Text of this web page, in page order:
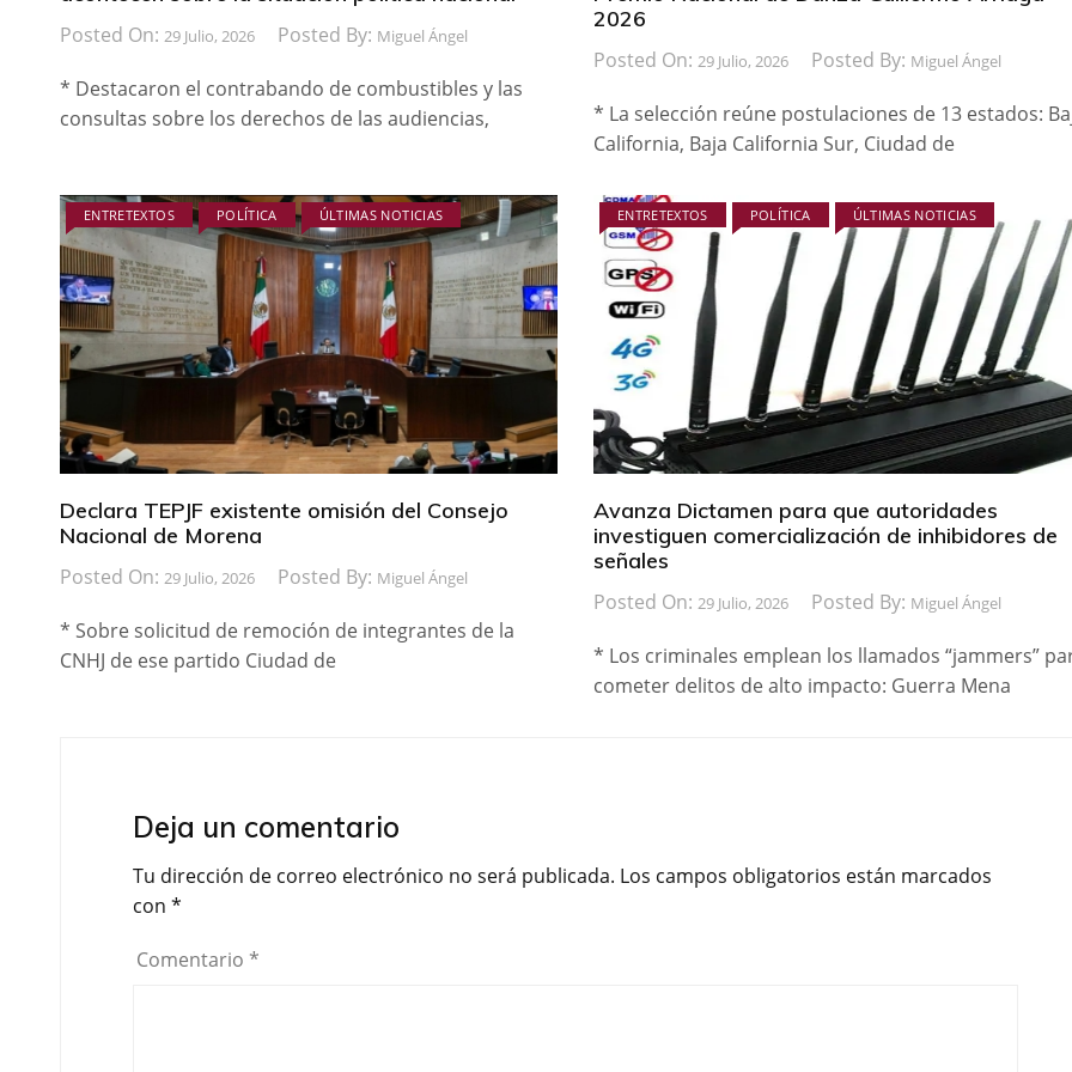
Posted On: 29 Julio, 2026 Posted By: Miguel Ángel
* Destacaron el contrabando de combustibles y las
consultas sobre los derechos de las audiencias,
2026
Posted On: 29 Julio, 2026 Posted By: Miguel Ángel
* La selección reúne postulaciones de 13 estados:
California, Baja California Sur, Ciudad de
ENTRETEXTOS POLÍTICA ÚLTIMAS NOTICIAS
Declara TEPJF existente omisión del Consejo
Nacional de Morena
Posted On: 29 Julio, 2026 Posted By: Miguel Ángel
* Sobre solicitud de remoción de integrantes de la
CNHJ de ese partido Ciudad de
ENTRETEXTOS POLÍTICA ÚLTIMAS NOTICIAS
Avanza Dictamen para que autoridades
investiguen comercialización de inhibidores de
señales
Posted On: 29 Julio, 2026 Posted By: Miguel Ángel
* Los criminales emplean los llamados “jammers”
cometer delitos de alto impacto: Guerra Mena
Deja un comentario
Tu dirección de correo electrónico no será publicada. Los campos obligatorios están marcados
con *
Comentario *